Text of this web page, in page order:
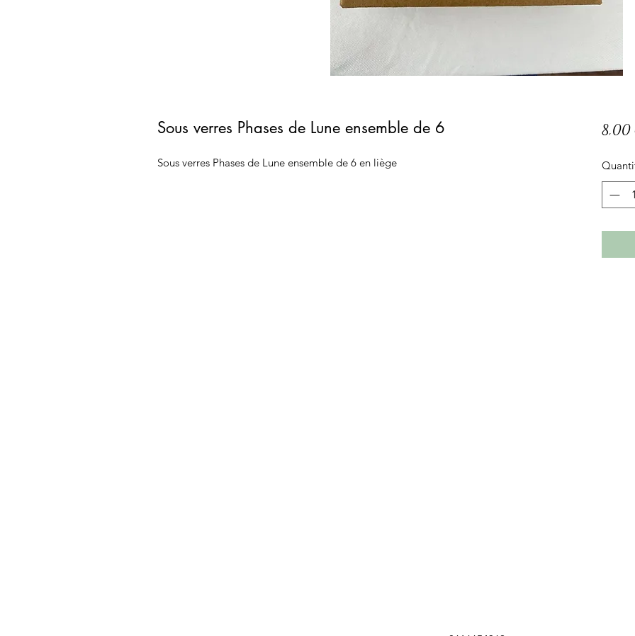
Sous verres Phases de Lune ensemble de 6
Sous verres Phases de Lune ensemble de 6 en liège
8,00